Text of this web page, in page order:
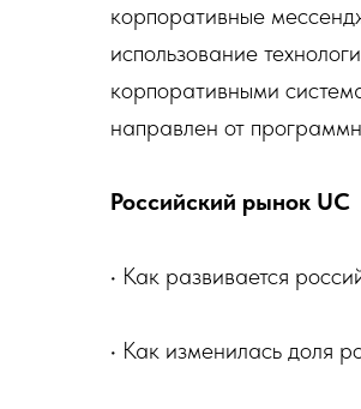
корпоративные
использование
корпоративными
направлен от
Российский рынок UC
• Как развивается
• Как изменилась доля